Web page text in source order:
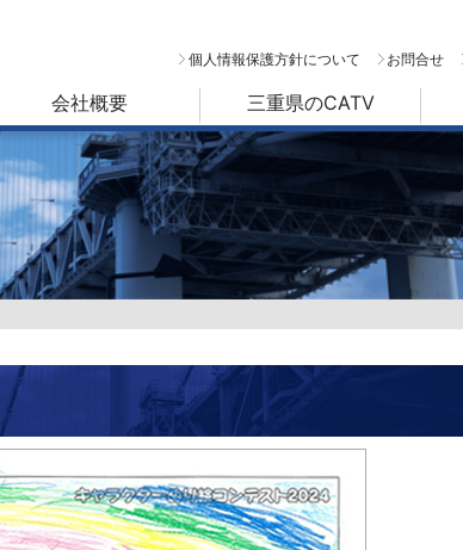
個人情報保護方針について お問合せ
会社概要 三重県のCATV